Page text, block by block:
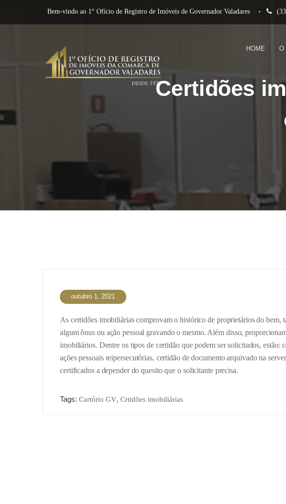
Bem-vindo ao 1° Ofício de Registro de Imóveis de Governador Valadares
HOME O
Certidões
outubro 1, 2021
As certidões imobiliárias comprovam o histórico de proprietários do bem,
algum ônus ou ação pessoal gravando o mesmo. Além disso,
imobiliários. Dentre os tipos de certidão que podem ser solicitados, estão:
ações pessoais reipersecutórias, certidão de documento arquivado na
certificados a depender do quesito que o solicitante precisa.
Tags: Cartório GV, Crtidões imobiliárias